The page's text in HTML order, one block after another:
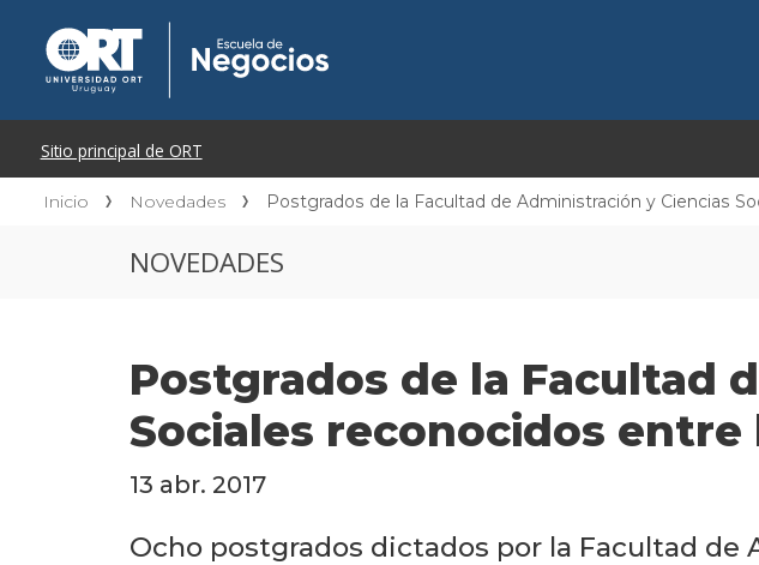
Inicio Novedades Postgrados de la Facultad de Administración y Ciencias
NOVEDADES
Postgrados de la Facultad
Sociales reconocidos
13 abr. 2017
Ocho postgrados dictados por la Facultad